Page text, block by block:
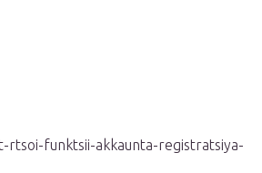
rtsoi-funktsii-akkaunta-registratsiya-